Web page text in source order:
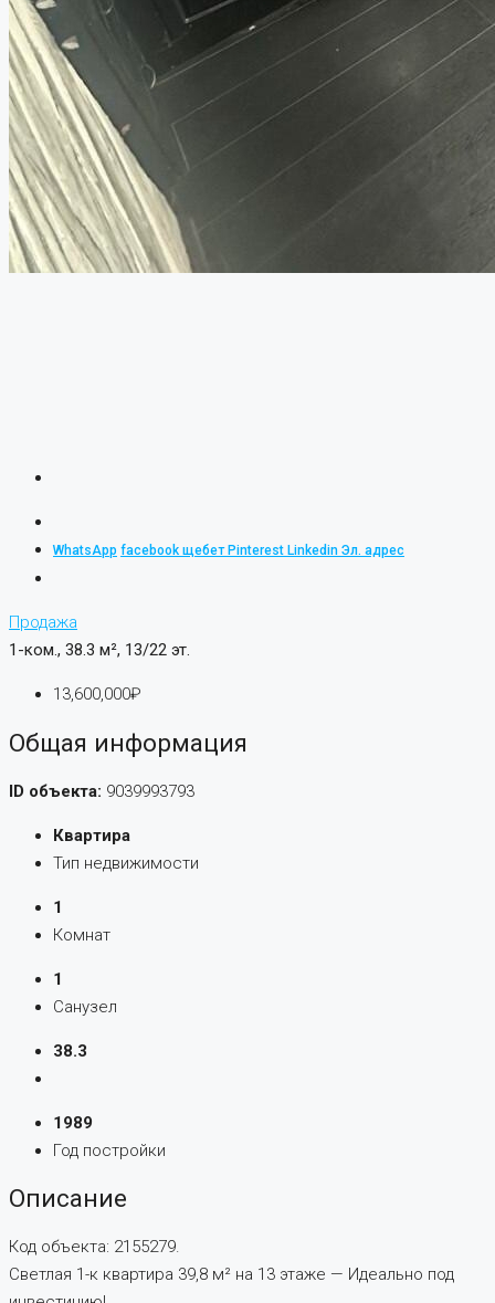
WhatsApp facebook щебет Pinterest Linkedin Эл. адрес
Продажа
1-ком., 38.3 м², 13/22 эт.
13,600,000₽
Общая информация
ID объекта: 9039993793
Квартира
Тип недвижимости
1
Комнат
1
Санузел
38.3
1989
Год постройки
Описание
Код объекта: 2155279.
Светлая 1-к квартира 39,8 м² на 13 этаже — Идеально под